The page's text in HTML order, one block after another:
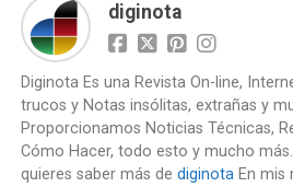
diginota
Diginota Es una Revista On-line,
trucos y Notas insólitas, extrañas y
Proporcionamos Noticias Técnicas,
Cómo Hacer, todo esto y mucho más.
quieres saber más de diginotaEn mis